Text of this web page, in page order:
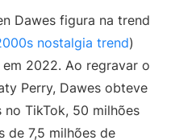
Dawes figura na trend
nostalgia trend)
2022. Ao regravar o
Perry, Dawes obteve
no TikTok, 50 milhões
de 7,5 milhões de